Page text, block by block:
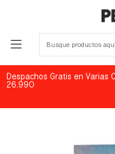
Despachos Gratis en Varias
26.990